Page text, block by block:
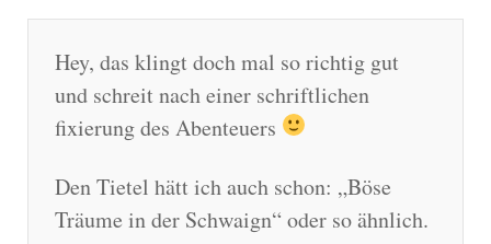
Hey, das klingt doch mal so richtig gut
und schreit nach einer schriftlichen
fixierung des Abenteuers
Den Tietel hätt ich auch schon: „Böse
Träume in der Schwaign“ oder so ähnlich.